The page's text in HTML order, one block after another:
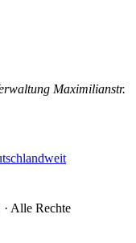
Maximilianstr.
Alle Rechte